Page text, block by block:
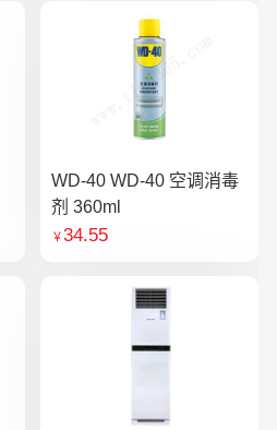
WD-40 WD-40 空调消毒
剂 360ml
￥34.55